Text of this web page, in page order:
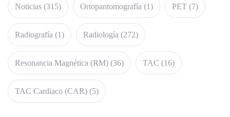
Noticias (315) Ortopantomografía (1) PET (7)
Radiografía (1) Radiología (272)
Resonancia Magnética (RM) (36) TAC (16)
TAC Cardiaco (CAR) (5)